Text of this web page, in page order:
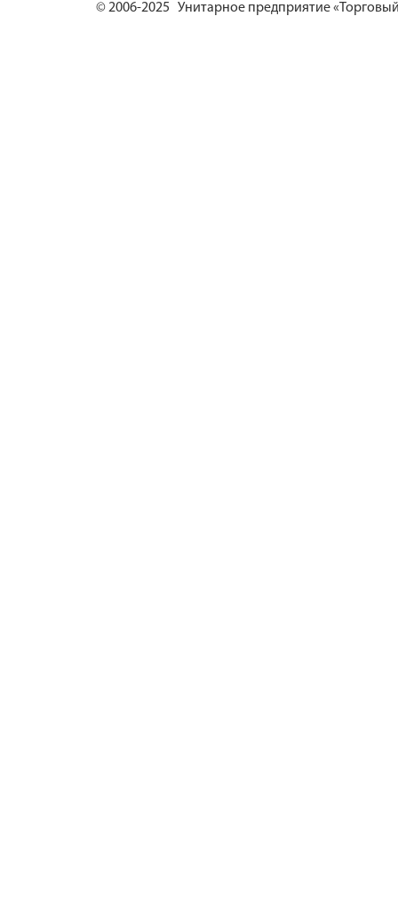
© 2006-2025 Унитарное предприятие